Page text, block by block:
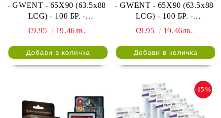
- GWENT - 65X90 (63.5x88
LCG) - 100 БР. -
NORTHERN REALMS
€9.95 19.46лв.
- GWENT - 65X90 (63.5x88
LCG) - 100 БР. -
NILFGAARD FACTION
€9.95 19.46лв.
-15%